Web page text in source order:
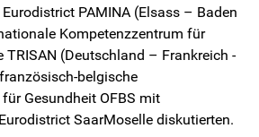
PAMINA (Elsass – Baden
Kompetenzzentrum für
TRISAN (Deutschland – Frankreich -
belgische
Gesundheit OFBS mit
SaarMoselle diskutierten.